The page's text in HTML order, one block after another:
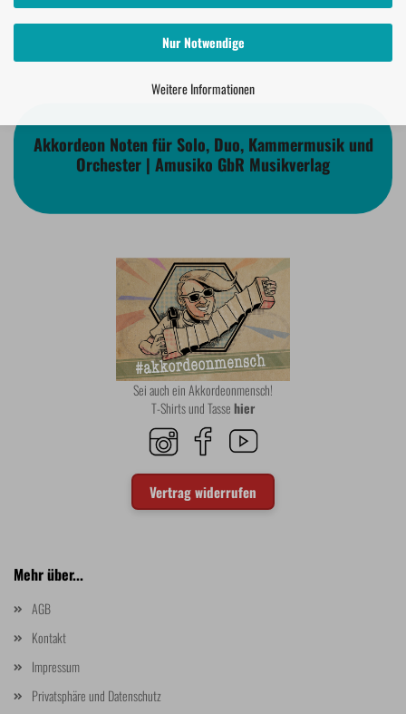
Nur Notwendige
Weitere Informationen
Akkordeon Noten für Solo, Duo, Kammermusik und
Orchester | Amusiko GbR Musikverlag
Sei auch ein Akkordeonmensch!
T-Shirts und Tassehier
Vertrag widerrufen
Mehr über...
AGB
Kontakt
Impressum
Privatsphäre und Datenschutz